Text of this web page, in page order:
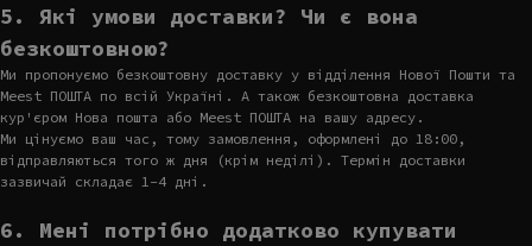
5. Які умови доставки? Чи є вона
безкоштовною?
Ми пропонуємо безкоштовну доставку у відділення Нової Пошти та
Meest ПОШТА по всій Україні. А також безкоштовна доставка
кур'єром Нова пошта або Meest ПОШТА на вашу адресу.
Ми цінуємо ваш час, тому замовлення, оформлені до 18:00,
відправляються того ж дня (крім неділі). Термін доставки
зазвичай складає 1-4 дні.
6. Мені потрібно додатково купувати